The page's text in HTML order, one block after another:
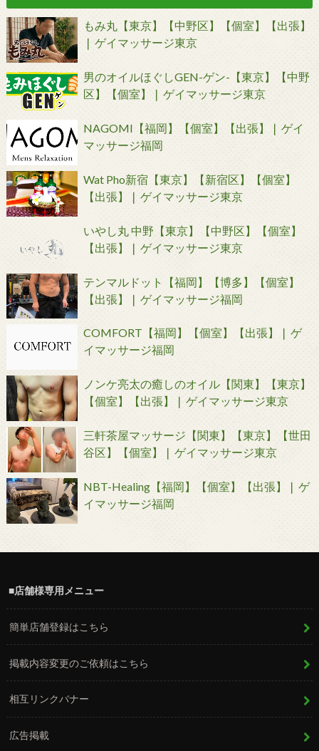
もみ丸【東京】【中野区】【個室】【出張】
❘ ゲイマッサージ東京
男のオイルほぐしGEN-ゲン-【東京】【中野
区】【個室】❘ ゲイマッサージ東京
NAGOMI【福岡】【個室】【出張】❘ ゲイ
マッサージ福岡
Wat Pho新宿【東京】【新宿区】【個室】
【出張】❘ ゲイマッサージ東京
いやし丸 中野【東京】【中野区】【個室】
【出張】❘ ゲイマッサージ東京
テンマルドット【福岡】【博多】【個室】
【出張】❘ ゲイマッサージ福岡
COMFORT【福岡】【個室】【出張】❘ ゲ
イマッサージ福岡
ノンケ亮太の癒しのオイル【関東】【東京】
【個室】【出張】❘ ゲイマッサージ東京
三軒茶屋マッサージ【関東】【東京】【世田
谷区】【個室】❘ ゲイマッサージ東京
NBT-Healing【福岡】【個室】【出張】❘ ゲ
イマッサージ福岡
■店舗様専用メニュー
簡単店舗登録はこちら
掲載内容変更のご依頼はこちら
相互リンクバナー
広告掲載